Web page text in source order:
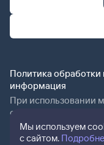
Политика
информация
При использовании
обязательна.
Мы используем
с сайтом.